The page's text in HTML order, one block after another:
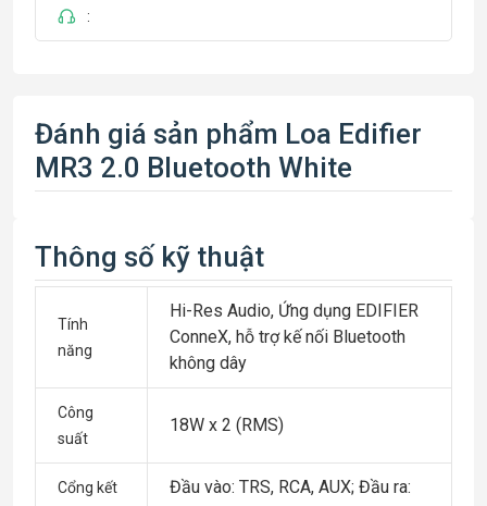
:
Đánh giá sản phẩm Loa Edifier
MR3 2.0 Bluetooth White
Thông số kỹ thuật
Tính
năng
Hi-Res Audio, Ứng dụng EDIFIER
ConneX, hỗ trợ kế nối Bluetooth
không dây
Công
suất
18W x 2 (RMS)
Cổng kết
Đầu vào: TRS, RCA, AUX; Đầu ra: